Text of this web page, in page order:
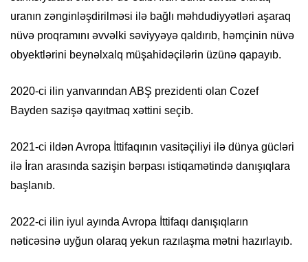
uranın zənginləşdirilməsi ilə bağlı məhdudiyyətləri aşaraq
nüvə proqramını əvvəlki səviyyəyə qaldırıb, həmçinin nüvə
obyektlərini beynəlxalq müşahidəçilərin üzünə qapayıb.
2020-ci ilin yanvarından ABŞ prezidenti olan Cozef
Bayden sazişə qayıtmaq xəttini seçib.
2021-ci ildən Avropa İttifaqının vasitəçiliyi ilə dünya gücləri
ilə İran arasında sazişin bərpası istiqamətində danışıqlara
başlanıb.
2022-ci ilin iyul ayında Avropa İttifaqı danışıqların
nəticəsinə uyğun olaraq yekun razılaşma mətni hazırlayıb.